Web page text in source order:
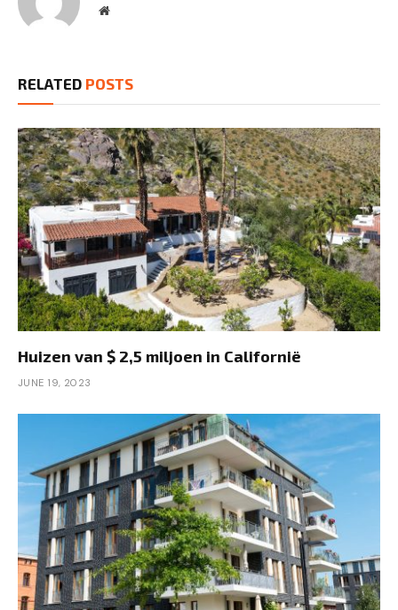
Website
RELATED POSTS
Huizen van $ 2,5 miljoen in Californië
JUNE 19, 2023